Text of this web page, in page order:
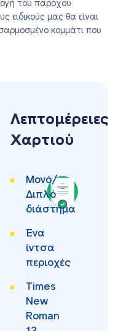
του παρόχου
ειδικούς μας θα είναι
κομμάτι που
Λεπτομέρειες
Χαρτιού
Μονό/
Διπλό
διάστημα
Ένα
ίντσα
περιοχές
Times
New
Roman